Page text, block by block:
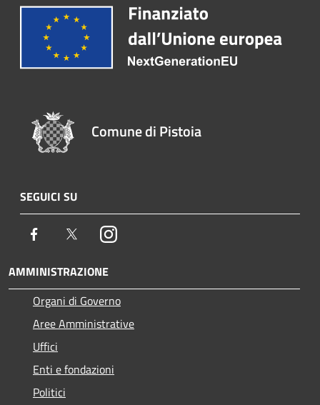
Comune di Pistoia
SEGUICI SU
Facebook TwitterInstagram
AMMINISTRAZIONE
Organi di Governo
Aree Amministrative
Uffici
Enti e fondazioni
Politici